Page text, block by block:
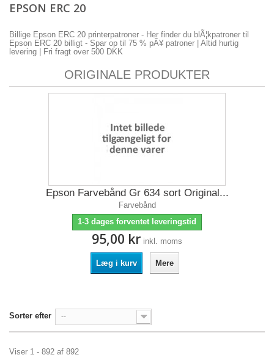
EPSON ERC 20
Billige Epson ERC 20 printerpatroner - Her finder du blÃ¦kpatroner til
Epson ERC 20 billigt - Spar op til 75 % pÃ¥ patroner | Altid hurtig
levering | Fri fragt over 500 DKK
ORIGINALE PRODUKTER
Epson Farvebånd Gr 634 sort Original...
Farvebånd
1-3 dages forventet leveringstid
95,00 kr inkl. moms
Læg i kurv Mere
Sorter efter --
Viser 1 - 892 af 892